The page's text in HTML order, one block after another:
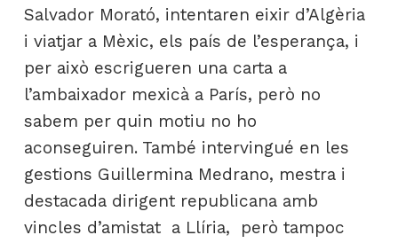
Salvador Morató, intentaren eixir d’Algèria
i viatjar a Mèxic, els país de l’esperança, i
per això escrigueren una carta a
l’ambaixador mexicà a París, però no
sabem per quin motiu no ho
aconseguiren. També intervingué en les
gestions Guillermina Medrano, mestra i
destacada dirigent republicana amb
vincles d’amistat a Llíria, però tampoc